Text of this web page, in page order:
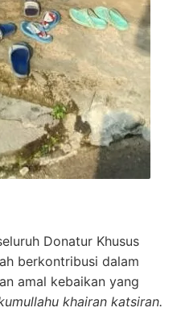
Donatur Khusus
berkontribusi dalam
amal kebaikan yang
khairan katsiran.